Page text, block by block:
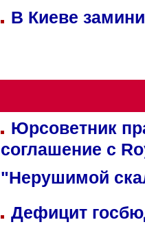
В Киеве
Юрсоветник
соглашение с
"Нерушимой
Дефицит